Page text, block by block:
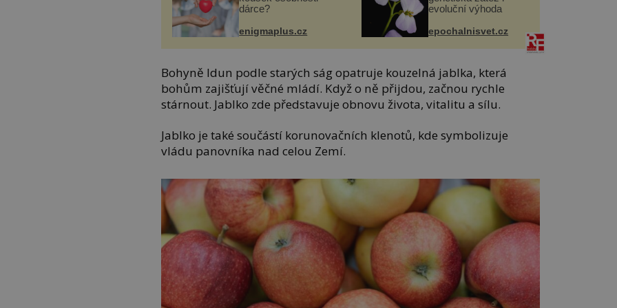
dárce?
enigmaplus.cz
evoluční výhoda
epochalnisvet.cz
Bohyně Idun podle starých ság opatruje kouzelná jablka, která
bohům zajišťují věčné mládí. Když o ně přijdou, začnou rychle
stárnout. Jablko zde představuje obnovu života, vitalitu a sílu.
Jablko je také součástí korunovačních klenotů, kde symbolizuje
vládu panovníka nad celou Zemí.